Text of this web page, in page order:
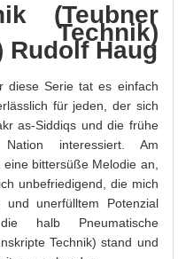
(Teubner
Technik)
Rudolf Haug
diese Serie tat es einfach
für jeden, der sich
as-Siddiqs und die frühe
interessiert. Am
bittersüße Melodie an,
unbefriedigend, die mich
unerfülltem Potenzial
halb Pneumatische
Technik) stand und